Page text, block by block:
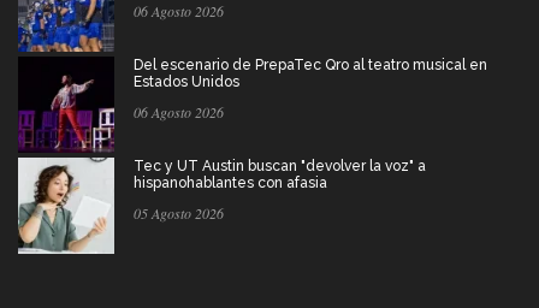
06 Agosto 2026
Del escenario de PrepaTec Qro al teatro musical en
Estados Unidos
06 Agosto 2026
Tec y UT Austin buscan "devolver la voz" a
hispanohablantes con afasia
05 Agosto 2026